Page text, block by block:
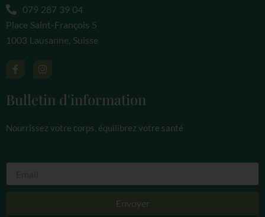
079 287 39 04
Place Saint-François 5
1003 Lausanne, Suisse
F
a
b
k
I
n
t
a
a
Bulletin d'information
Nourrissez votre corps, équilibrez votre santé
Envoyer